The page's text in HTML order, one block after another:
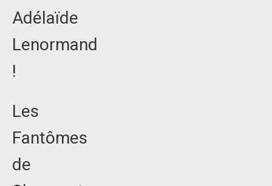
Adélaïde
Lenormand
!
Les
Fantômes
de